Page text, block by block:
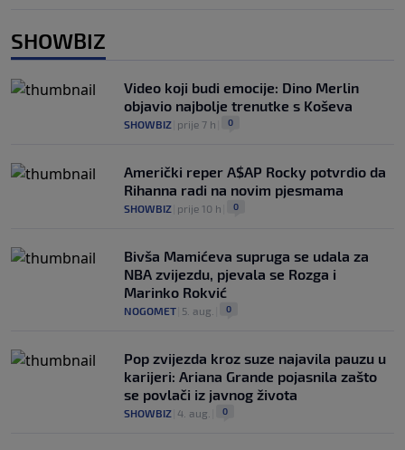
SHOWBIZ
Video koji budi emocije: Dino Merlin
objavio najbolje trenutke s Koševa
SHOWBIZ prije 7 h 0
Američki reper A$AP Rocky potvrdio da
Rihanna radi na novim pjesmama
SHOWBIZ prije 10 h 0
Bivša Mamićeva supruga se udala za
NBA zvijezdu, pjevala se Rozga i
Marinko Rokvić
NOGOMET 5. aug. 0
Pop zvijezda kroz suze najavila pauzu u
karijeri: Ariana Grande pojasnila zašto
se povlači iz javnog života
SHOWBIZ 4. aug. 0